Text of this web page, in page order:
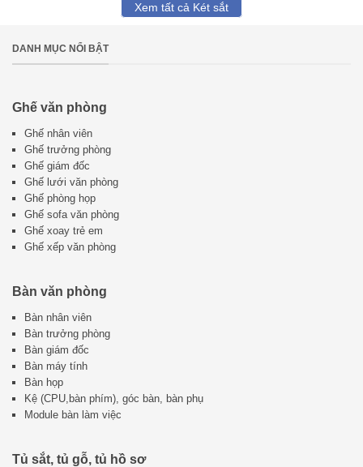
Xem tất cả Két sắt
DANH MỤC NỔI BẬT
Ghế văn phòng
Ghế nhân viên
Ghế trưởng phòng
Ghế giám đốc
Ghế lưới văn phòng
Ghế phòng họp
Ghế sofa văn phòng
Ghế xoay trẻ em
Ghế xếp văn phòng
Bàn văn phòng
Bàn nhân viên
Bàn trưởng phòng
Bàn giám đốc
Bàn máy tính
Bàn họp
Kệ (CPU,bàn phím), góc bàn, bàn phụ
Module bàn làm việc
Tủ sắt, tủ gỗ, tủ hồ sơ